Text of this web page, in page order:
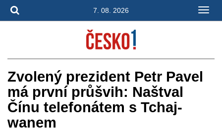
7. 08. 2026
Zvolený prezident Petr Pavel
má první průšvih: Naštval
Čínu telefonátem s Tchaj-
wanem